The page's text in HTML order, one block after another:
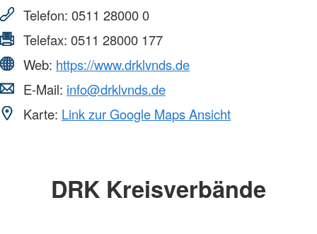
Telefon: 0511 28000 0
Telefax: 0511 28000 177
Web: https://www.drklvnds.de
E-Mail: info@drklvnds.de
Karte: Link zur Google Maps Ansicht
DRK Kreisverbände